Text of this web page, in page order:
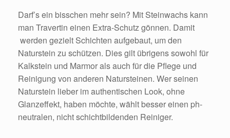
Darf’s ein bisschen mehr sein? Mit Steinwachs kann
man Travertin einen Extra-Schutz gönnen. Damit
werden gezielt Schichten aufgebaut, um den
Naturstein zu schützen. Dies gilt übrigens sowohl für
Kalkstein und Marmor als auch für die Pflege und
Reinigung von anderen Natursteinen. Wer seinen
Naturstein lieber im authentischen Look, ohne
Glanzeffekt, haben möchte, wählt besser einen ph-
neutralen, nicht schichtbildenden Reiniger.